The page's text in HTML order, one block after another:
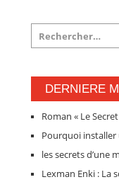
DERNIERE
Roman « Le
Pourquoi
les secrets d’une
Lexman Enki : La